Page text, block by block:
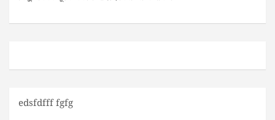
edsfdfff fgfg